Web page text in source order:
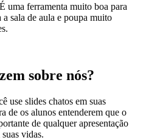
uma ferramenta muito boa para
a sala de aula e poupa muito
sobre nós?
use slides chatos em suas
de os alunos entenderem que o
de qualquer apresentação
vidas.